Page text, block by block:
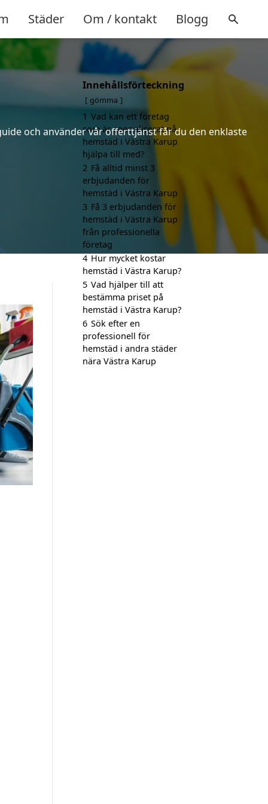
Städer Om / kontakt Blogg
och använder vår offerttjänst får du den enklaste
Innehållsförteckning
gömma
1 Vad kan ett företag
som är specialiserat på
hemstäd i Västra Karup
hjälpa till med?
2 Få alltid minst 3
erbjudanden för
hemstäd i Västra Karup
3 Få 3 erbjudanden för
hemstäd i Västra Karup
från professionella
företag
4 Hur mycket kostar
hemstäd i Västra Karup?
5 Vad hjälper till att
bestämma priset på
hemstäd i Västra Karup?
6 Sök efter en
professionell för
hemstäd i andra städer
nära Västra Karup